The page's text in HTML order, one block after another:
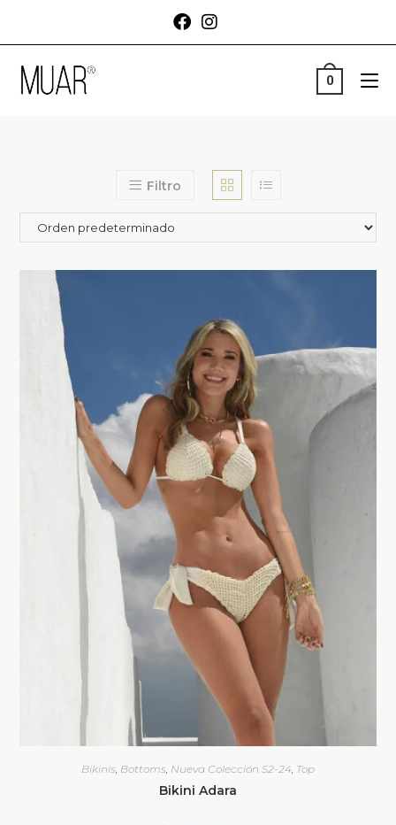
0
Filtro
Bikinis Bottoms Nueva Colección S2-24 Top
Bikini Adara